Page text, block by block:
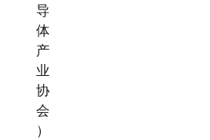
导
体
产
业
协
会
）